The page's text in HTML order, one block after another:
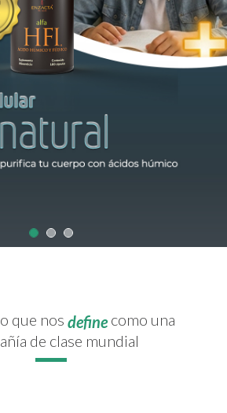
que nos definecomo una
de clase mundial